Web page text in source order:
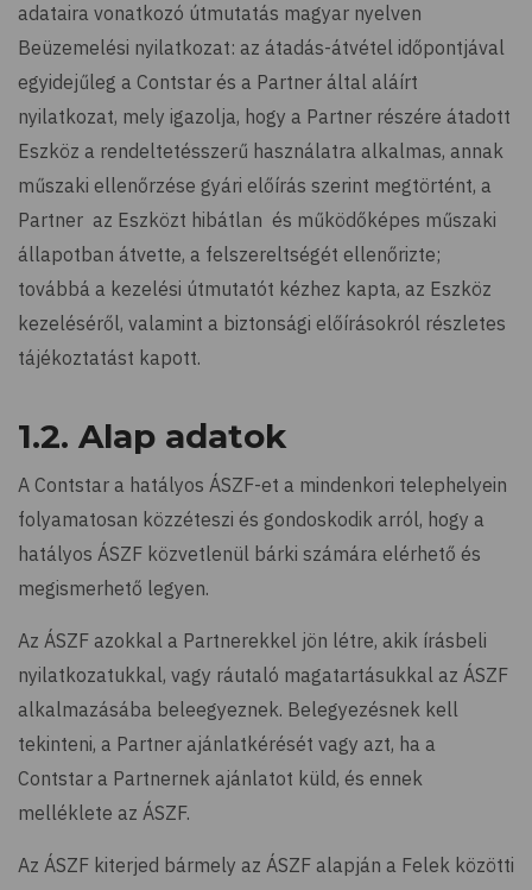
adataira vonatkozó útmutatás magyar nyelven
Beüzemelési nyilatkozat: az átadás-átvétel időpontjával
egyidejűleg a Contstar és a Partner által aláírt
nyilatkozat, mely igazolja, hogy a Partner részére átadott
Eszköz a rendeltetésszerű használatra alkalmas, annak
műszaki ellenőrzése gyári előírás szerint megtörtént, a
Partner az Eszközt hibátlan és működőképes műszaki
állapotban átvette, a felszereltségét ellenőrizte;
továbbá a kezelési útmutatót kézhez kapta, az Eszköz
kezeléséről, valamint a biztonsági előírásokról részletes
tájékoztatást kapott.
1.2. Alap adatok
A Contstar a hatályos ÁSZF-et a mindenkori telephelyein
folyamatosan közzéteszi és gondoskodik arról, hogy a
hatályos ÁSZF közvetlenül bárki számára elérhető és
megismerhető legyen.
Az ÁSZF azokkal a Partnerekkel jön létre, akik írásbeli
nyilatkozatukkal, vagy ráutaló magatartásukkal az ÁSZF
alkalmazásába beleegyeznek. Belegyezésnek kell
tekinteni, a Partner ajánlatkérését vagy azt, ha a
Contstar a Partnernek ajánlatot küld, és ennek
melléklete az ÁSZF.
Az ÁSZF kiterjed bármely az ÁSZF alapján a Felek közötti